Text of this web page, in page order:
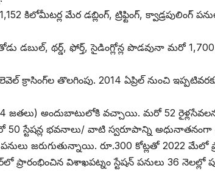
కిలోమీటర్ల మేర డబ్లింగ్‌, ‌ట్రిఫ్టింగ్‌, ‌క్వాడ్రపులింగ్‌
డబుల్‌, ‌థర్డ్, ‌ఫోర్త్, ‌సైడింగ్లోన్ల పొడవునా మరో
‌క్రాసింగ్‌ల తొలగింపు. 2014 ఏప్రిల్‌ ‌నుంచి
జతలు) అందుబాటులోకి వచ్చాయి. మరో 52
50 స్టేషన్ల భవనాలు/ వాటి స్వరూపాన్ని అధునాతనంగా
పనులు జరుగుతున్నాయి. రూ.300 కోట్లతో 2022
ప్రారంభించిన విశాఖపట్నం స్టేషన్‌ ‌పనులు 36 నెలల్లో